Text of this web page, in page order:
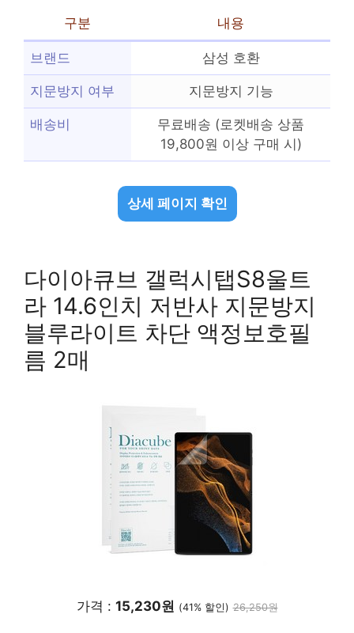
구분 내용
브랜드 삼성 호환
지문방지 여부 지문방지 기능
배송비
무료배송 (로켓배송 상품
19,800원 이상 구매 시)
상세 페이지 확인
다이아큐브 갤럭시탭S8울트
라 14.6인치 저반사 지문방지
블루라이트 차단 액정보호필
름 2매
가격 : 15,230원 (41% 할인) 26,250원